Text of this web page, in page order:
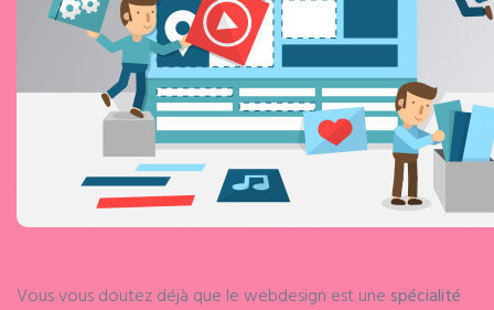
Vous vous doutez déjà que le webdesign est une spécialité